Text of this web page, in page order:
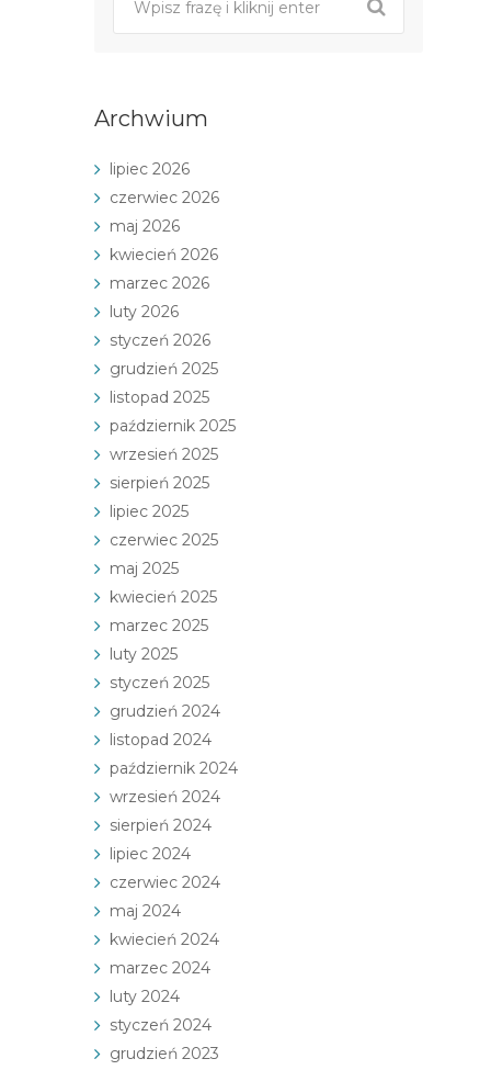
Archwium
lipiec 2026
czerwiec 2026
maj 2026
kwiecień 2026
marzec 2026
luty 2026
styczeń 2026
grudzień 2025
listopad 2025
październik 2025
wrzesień 2025
sierpień 2025
lipiec 2025
czerwiec 2025
maj 2025
kwiecień 2025
marzec 2025
luty 2025
styczeń 2025
grudzień 2024
listopad 2024
październik 2024
wrzesień 2024
sierpień 2024
lipiec 2024
czerwiec 2024
maj 2024
kwiecień 2024
marzec 2024
luty 2024
styczeń 2024
grudzień 2023